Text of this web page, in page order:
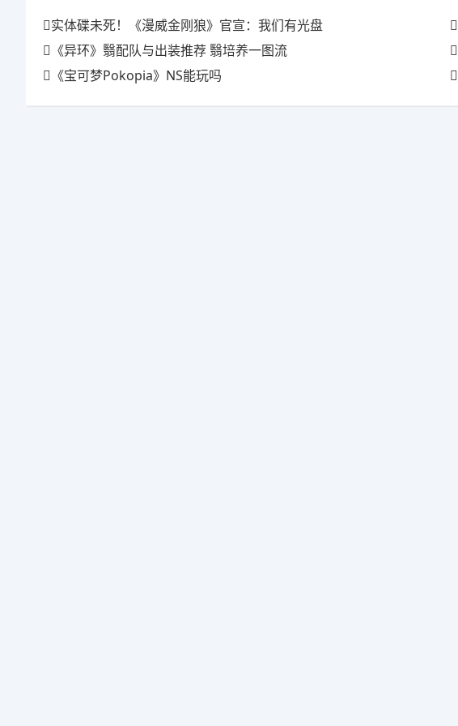
实体碟未死！《漫威金刚狼》官宣：我们有光盘
《异环》翳配队与出装推荐 翳培养一图流
《宝可梦Pokopia》NS能玩吗